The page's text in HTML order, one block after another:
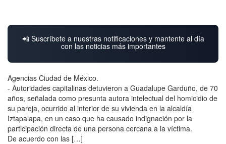
📲 Suscríbete a nuestras notificaciones y mantente al día
con las noticias más importantes
Agencias Ciudad de México.
- Autoridades capitalinas detuvieron a Guadalupe Garduño, de 70
años, señalada como presunta autora intelectual del homicidio de
su pareja, ocurrido al interior de su vivienda en la alcaldía
Iztapalapa, en un caso que ha causado indignación por la
participación directa de una persona cercana a la víctima.
De acuerdo con las […]